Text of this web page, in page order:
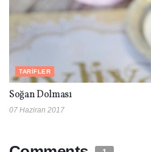
TARIFLER
Soğan Dolması
07 Haziran 2017